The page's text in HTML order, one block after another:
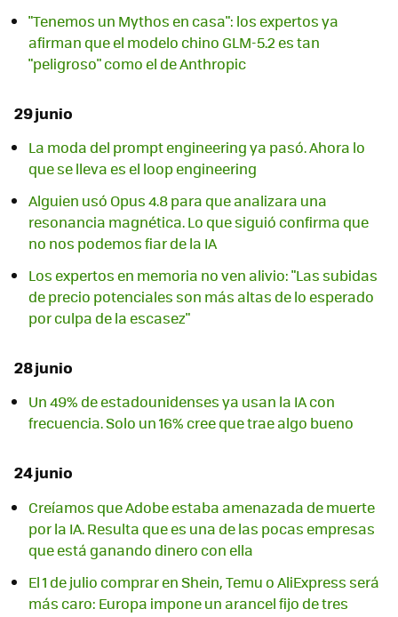
"Tenemos un Mythos en casa": los expertos ya
afirman que el modelo chino GLM-5.2 es tan
"peligroso" como el de Anthropic
29 junio
La moda del prompt engineering ya pasó. Ahora lo
que se lleva es el loop engineering
Alguien usó Opus 4.8 para que analizara una
resonancia magnética. Lo que siguió confirma que
no nos podemos fiar de la IA
Los expertos en memoria no ven alivio: "Las subidas
de precio potenciales son más altas de lo esperado
por culpa de la escasez"
28 junio
Un 49% de estadounidenses ya usan la IA con
frecuencia. Solo un 16% cree que trae algo bueno
24 junio
Creíamos que Adobe estaba amenazada de muerte
por la IA. Resulta que es una de las pocas empresas
que está ganando dinero con ella
El 1 de julio comprar en Shein, Temu o AliExpress será
más caro: Europa impone un arancel fijo de tres